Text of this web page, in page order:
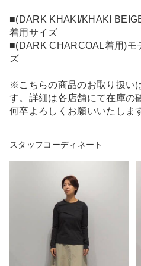
■(DARK KHAKI/KHAKI
着用サイズ
■(DARK CHARCOAL着用)モ
ズ
※こちらの商品のお取り扱い
す。詳細は各店舗にて在庫の
何卒よろしくお願いいたしま
スタッフコーディネート